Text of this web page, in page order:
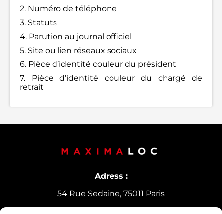
2. Numéro de téléphone
3. Statuts
4. Parution au journal officiel
5. Site ou lien réseaux sociaux
6. Pièce d’identité couleur du président
7. Pièce d’identité couleur du chargé de
retrait
Adress :
54 Rue Sedaine, 75011 Paris